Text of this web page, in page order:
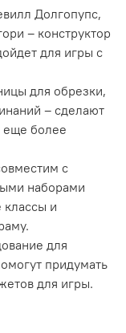
Долгопупс,
– конструктор
для игры с
для обрезки,
– сделают
еще более
с
наборами
классы и
для
придумать
для игры.